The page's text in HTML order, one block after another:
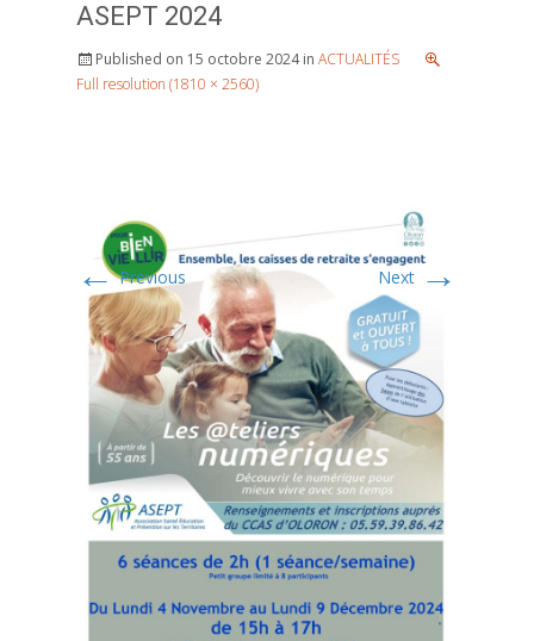
ASEPT 2024
Published on 15 octobre 2024in ACTUALITÉS
Full resolution (1810 × 2560)
←Previous Next →